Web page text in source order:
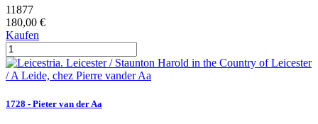
11877
180,00 €
Kaufen
1728 - Pieter van der Aa